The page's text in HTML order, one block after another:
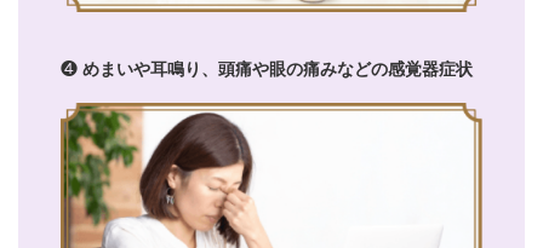
❹ めまいや耳鳴り、頭痛や眼の痛みなどの感覚器症状